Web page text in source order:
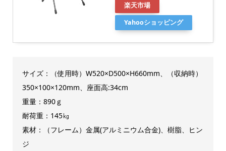
楽天市場
Yahooショッピング
サイズ：（使用時）W520×D500×H660mm、（収納時）
350×100×120mm、座面高:34cm
重量：890ｇ
耐荷重：145㎏
素材：（フレーム）金属(アルミニウム合金)、樹脂、ヒン
ジ